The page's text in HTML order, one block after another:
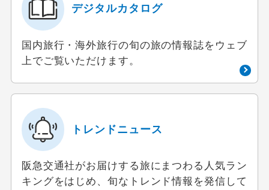
デジタルカタログ
国内旅行・海外旅行の旬の旅の情報誌をウェブ
上でご覧いただけます。
トレンドニュース
阪急交通社がお届けする旅にまつわる人気ラン
キングをはじめ、旬なトレンド情報を発信して